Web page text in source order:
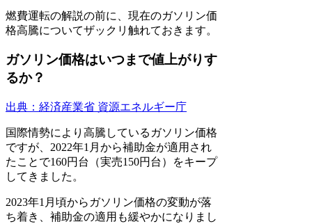
燃費運転の解説の前に、現在のガソリン価
格高騰についてザックリ触れておきます。
ガソリン価格はいつまで値上がりす
るか？
出典：経済産業省 資源エネルギー庁
国際情勢により高騰しているガソリン価格
ですが、2022年1月から補助金が適用され
たことで160円台（実売150円台）をキープ
してきました。
2023年1月頃からガソリン価格の変動が落
ち着き、補助金の適用も緩やかになりまし